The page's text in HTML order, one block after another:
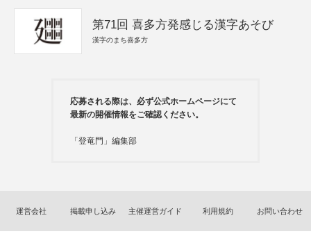
第71回 喜多方発感じる漢字あそび
漢字のまち喜多方
応募される際は、必ず公式ホームページにて
最新の開催情報をご確認ください。
「登竜門」編集部
運営会社 掲載申し込み 主催運営ガイド 利用規約 お問い合わせ